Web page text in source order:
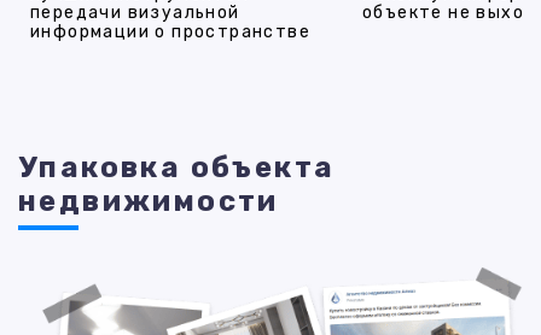
передачи визуальной
информации о пространстве
объекте не
Упаковка объекта
недвижимости